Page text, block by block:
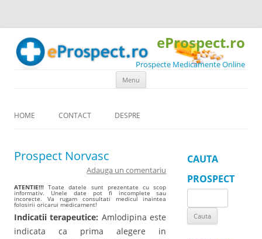
eProspect.ro
Prospecte Medicamente Online
Menu
HOME CONTACT DESPRE
Prospect Norvasc
Adauga un comentariu
ATENTIE!!! Toate datele sunt prezentate cu scop
informativ. Unele date pot fi incomplete sau
incorecte. Va rugam consultati medicul inaintea
folosirii oricarui medicament!
Indicatii terapeutice: Amlodipina este
indicata ca prima alegere in
CAUTA
PROSPECT
for: